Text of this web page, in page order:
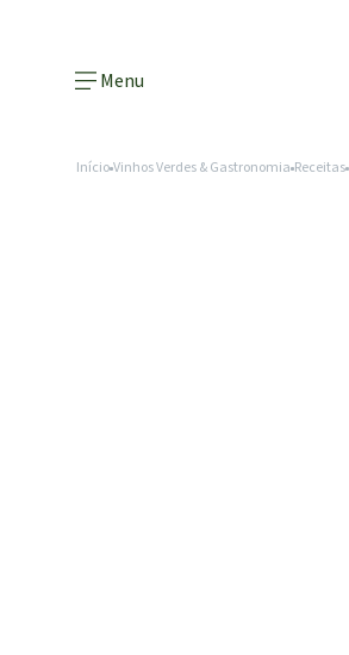
Menu
InícioVinhos Verdes & Gastronomia Receitas